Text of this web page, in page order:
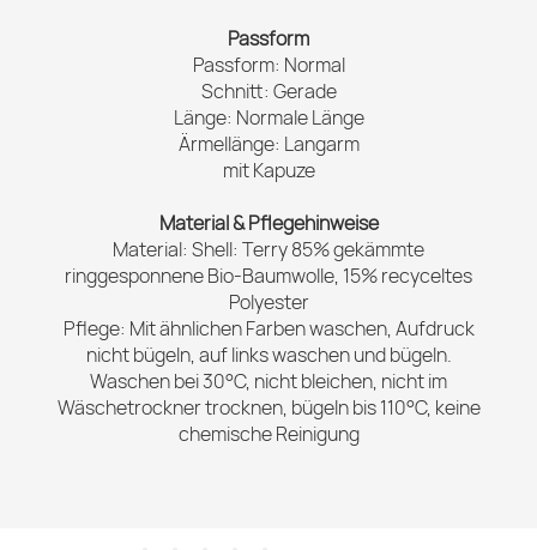
Passform
Passform: Normal
Schnitt: Gerade
Länge: Normale Länge
Ärmellänge: Langarm
mit Kapuze
Material & Pflegehinweise
Material: Shell: Terry 85% gekämmte
ringgesponnene Bio-Baumwolle, 15% recyceltes
Polyester
Pflege: Mit ähnlichen Farben waschen, Aufdruck
nicht bügeln, auf links waschen und bügeln.
Waschen bei 30°C, nicht bleichen, nicht im
Wäschetrockner trocknen, bügeln bis 110°C, keine
chemische Reinigung